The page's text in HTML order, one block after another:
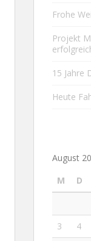
Frohe
Projekt
15 Jahre
Heute
August
M
D
3
4